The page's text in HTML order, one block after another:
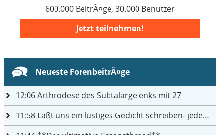
600.000 BeitrÃ¤ge, 30.000 Benutzer
Jetzt teilnehmen!
Neueste ForenbeitrÃ¤ge
12:06Arthrodese des Subtalargelenks mit 27
11:58 Laßt uns ein lustiges Gedicht schreiben- jeder einen Satz